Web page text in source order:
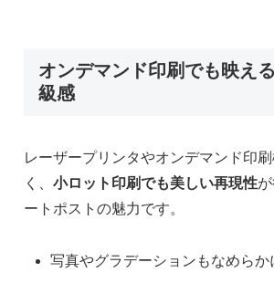
オンデマンド印刷でも映え
級感
レーザープリンタやオンデマンド印
く、 小ロット印刷でも美しい再現性
ートポストの魅力です。
写真やグラデーションもなめらか